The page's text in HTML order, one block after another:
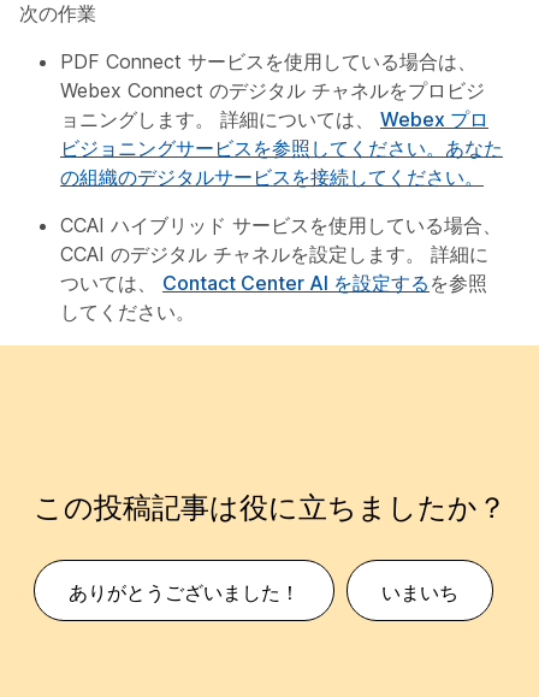
次の作業
PDF Connect サービスを使用している場合は、
Webex Connect のデジタル チャネルをプロビジ
ョニングします。 詳細については、 Webex プロ
ビジョニングサービスを参照してください。あなた
の組織のデジタルサービスを接続してください。
CCAI ハイブリッド サービスを使用している場合、
CCAI のデジタル チャネルを設定します。 詳細に
ついては、 Contact Center AI を設定する を参照
してください。
この投稿記事は役に立ちましたか？
ありがとうございました！ いまいち